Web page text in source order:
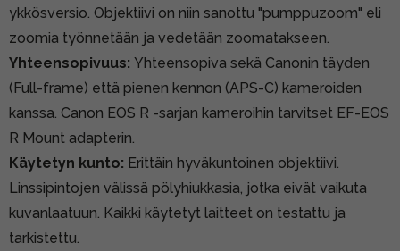
ykkösversio. Objektiivi on niin sanottu "pumppuzoom" eli
zoomia työnnetään ja vedetään zoomatakseen.
Yhteensopivuus: Yhteensopiva sekä Canonin täyden
(Full-frame) että pienen kennon (APS-C) kameroiden
kanssa. Canon EOS R -sarjan kameroihin tarvitset EF-EOS
R Mount adapterin.
Käytetyn kunto: Erittäin hyväkuntoinen objektiivi.
Linssipintojen välissä pölyhiukkasia, jotka eivät vaikuta
kuvanlaatuun. Kaikki käytetyt laitteet on testattu ja
tarkistettu.